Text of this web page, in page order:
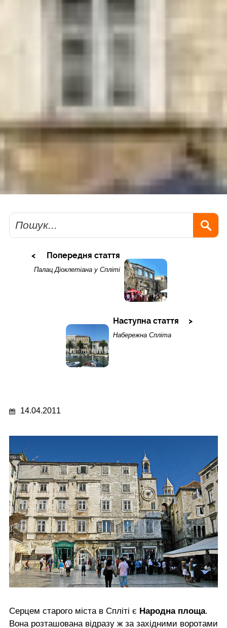
Пошук
Попередня стаття
Палац Діоклетіана у Спліті
Наступна стаття
Набережна Спліта
14.04.2011
Серцем старого міста в Спліті є Народна площа.
Вона розташована відразу ж за західними воротами